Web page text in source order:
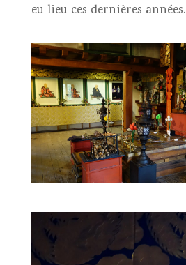
eu lieu ces dernières années.